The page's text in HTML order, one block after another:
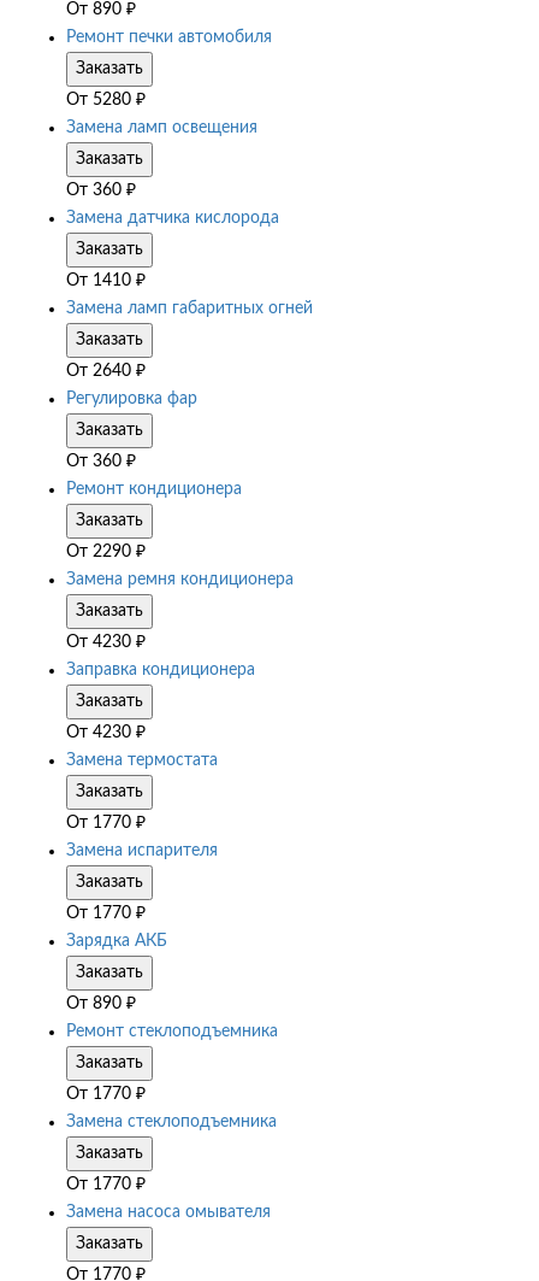
От 890 ₽
Ремонт печки автомобиля
Заказать
От 5280 ₽
Замена ламп освещения
Заказать
От 360 ₽
Замена датчика кислорода
Заказать
От 1410 ₽
Замена ламп габаритных огней
Заказать
От 2640 ₽
Регулировка фар
Заказать
От 360 ₽
Ремонт кондиционера
Заказать
От 2290 ₽
Замена ремня кондиционера
Заказать
От 4230 ₽
Заправка кондиционера
Заказать
От 4230 ₽
Замена термостата
Заказать
От 1770 ₽
Замена испарителя
Заказать
От 1770 ₽
Зарядка АКБ
Заказать
От 890 ₽
Ремонт стеклоподъемника
Заказать
От 1770 ₽
Замена стеклоподъемника
Заказать
От 1770 ₽
Замена насоса омывателя
Заказать
От 1770 ₽